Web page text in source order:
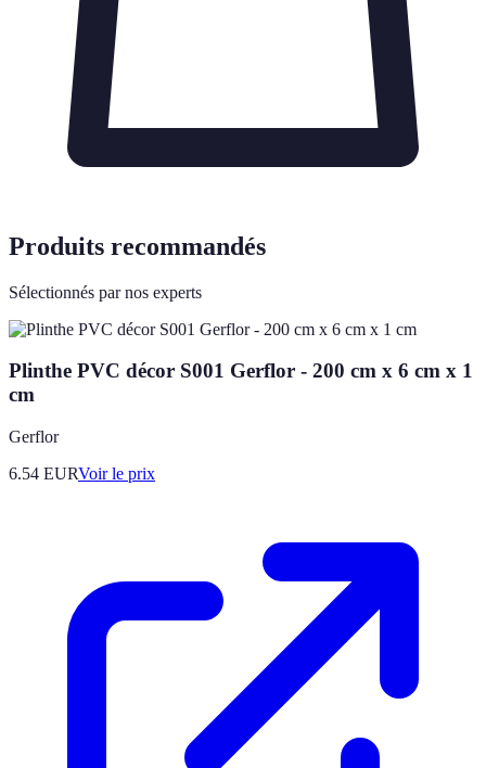
Produits recommandés
Sélectionnés par nos experts
Plinthe PVC décor S001 Gerflor - 200 cm x 6 cm x 1
cm
Gerflor
6.54 EURVoir le prix